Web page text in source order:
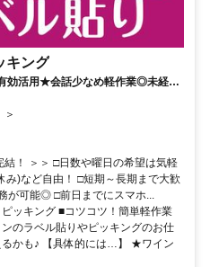
キング
効活用★会話少なめ軽作業◎未経験
＞
！ ＞＞ □日数や曜日の希望は気軽
み)など自由！ □短期～長期まで大歓
が可能◎ □前日までにスマホ...
ッキング ■コツコツ！簡単軽作業
のラベル貼りやピッキングのお仕
るかも♪ 【具体的には…】 ★ワイン